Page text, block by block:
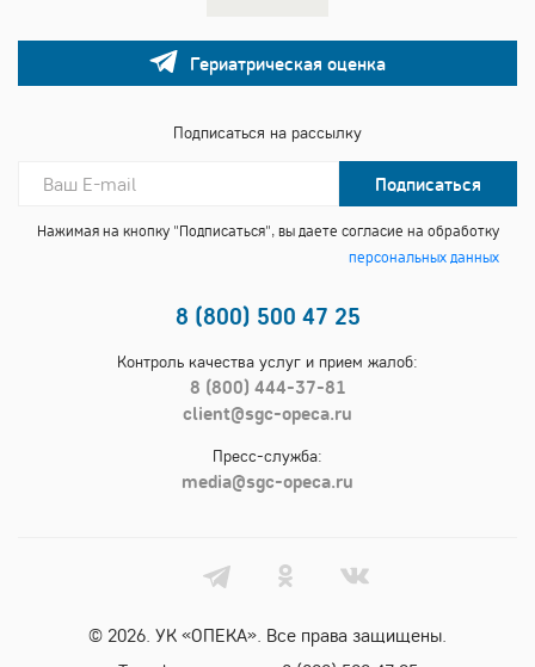
Гериатрическая оценка
Подписаться на рассылку
Подписаться
Нажимая на кнопку "Подписаться", вы даете согласие на обработку
персональных данных
8 (800) 500 47 25
Контроль качества услуг и прием жалоб:
8 (800) 444-37-81
client@sgc-opeca.ru
Пресс-служба:
media@sgc-opeca.ru
© 2026. УК «ОПЕКА». Все права защищены.